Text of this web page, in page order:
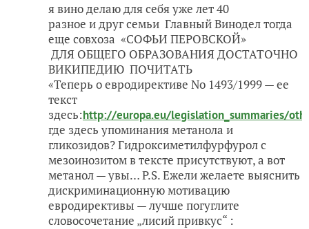
я вино делаю для себя уже лет 40
разное и друг семьи Главный Винодел тогда
еще совхоза «СОФЬИ ПЕРОВСКОЙ»
ДЛЯ ОБЩЕГО ОБРАЗОВАНИЯ ДОСТАТОЧНО
ВИКИПЕДИЮ ПОЧИТАТЬ
«Теперь о евродирективе No 1493/1999 — ее
текст
здесь:http://europa.eu/legislation_summaries/
где здесь упоминания метанола и
гликозидов? Гидроксиметилфурфурол с
мезоинозитом в тексте присутствуют, а вот
метанол — увы… P.S. Ежели желаете выяснить
дискриминационную мотивацию
евродирективы — лучше погуглите
словосочетание „лисий привкус“ :